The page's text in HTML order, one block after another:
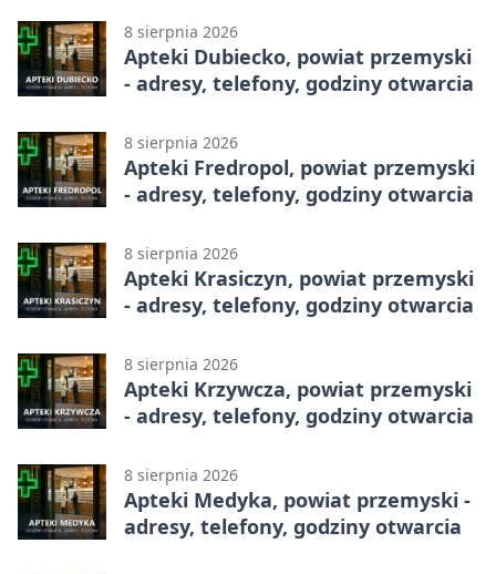
8 sierpnia 2026
Apteki Dubiecko, powiat przemyski
- adresy, telefony, godziny otwarcia
8 sierpnia 2026
Apteki Fredropol, powiat przemyski
- adresy, telefony, godziny otwarcia
8 sierpnia 2026
Apteki Krasiczyn, powiat przemyski
- adresy, telefony, godziny otwarcia
8 sierpnia 2026
Apteki Krzywcza, powiat przemyski
- adresy, telefony, godziny otwarcia
8 sierpnia 2026
Apteki Medyka, powiat przemyski -
adresy, telefony, godziny otwarcia